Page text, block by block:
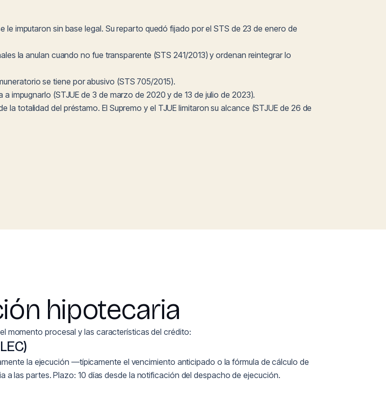
imputaron sin base legal. Su reparto quedó fijado por el STS de 23 de enero de
la anulan cuando no fue transparente (STS 241/2013) y ordenan reintegrar lo
se tiene por abusivo (STS 705/2015).
impugnarlo (STJUE de 3 de marzo de 2020 y de 13 de julio de 2023).
la totalidad del préstamo. El Supremo y el TJUE limitaron su alcance (STJUE de 26 de
hipotecaria
momento procesal y las características del crédito:
la ejecución —típicamente el vencimiento anticipado o la fórmula de cálculo de
a las partes. Plazo: 10 días desde la notificación del despacho de ejecución.